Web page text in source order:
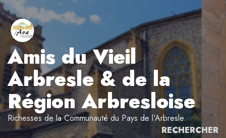
Aller
au
contenu
Amis du Vieil
Arbresle & de la
Région Arbresloise
Richesses de la Communauté du Pays de l'Arbresle.
RECHERCHER